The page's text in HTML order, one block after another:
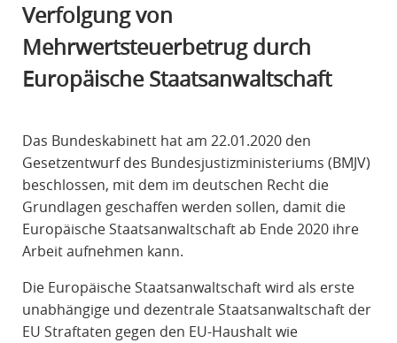
Verfolgung von
Mehrwertsteuerbetrug durch
Europäische Staatsanwaltschaft
Das Bundeskabinett hat am 22.01.2020 den
Gesetzentwurf des Bundesjustizministeriums (BMJV)
beschlossen, mit dem im deutschen Recht die
Grundlagen geschaffen werden sollen, damit die
Europäische Staatsanwaltschaft ab Ende 2020 ihre
Arbeit aufnehmen kann.
Die Europäische Staatsanwaltschaft wird als erste
unabhängige und dezentrale Staatsanwaltschaft der
EU Straftaten gegen den EU-Haushalt wie